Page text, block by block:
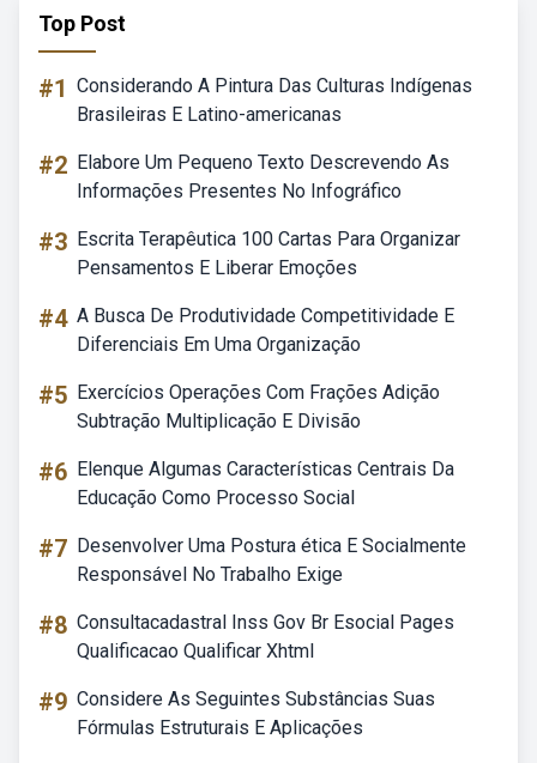
Top Post
#1 Considerando A Pintura Das Culturas Indígenas
Brasileiras E Latino-americanas
#2 Elabore Um Pequeno Texto Descrevendo As
Informações Presentes No Infográfico
#3 Escrita Terapêutica 100 Cartas Para Organizar
Pensamentos E Liberar Emoções
#4 A Busca De Produtividade Competitividade E
Diferenciais Em Uma Organização
#5 Exercícios Operações Com Frações Adição
Subtração Multiplicação E Divisão
#6 Elenque Algumas Características Centrais Da
Educação Como Processo Social
#7 Desenvolver Uma Postura ética E Socialmente
Responsável No Trabalho Exige
#8 Consultacadastral Inss Gov Br Esocial Pages
Qualificacao Qualificar Xhtml
#9 Considere As Seguintes Substâncias Suas
Fórmulas Estruturais E Aplicações